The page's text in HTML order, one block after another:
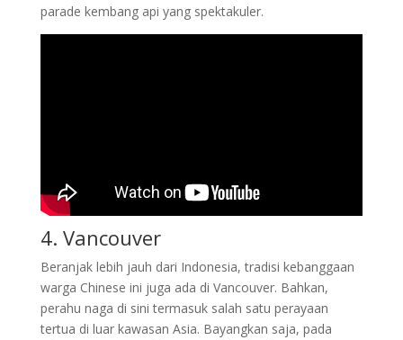
parade kembang api yang spektakuler.
4. Vancouver
Beranjak lebih jauh dari Indonesia, tradisi kebanggaan
warga Chinese ini juga ada di Vancouver. Bahkan,
perahu naga di sini termasuk salah satu perayaan
tertua di luar kawasan Asia. Bayangkan saja, pada